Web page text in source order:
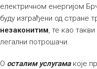
електричном енергијом
буду изграђени од стране
незаконитим, те као
легални потрошачи.
О осталим услугамакоје